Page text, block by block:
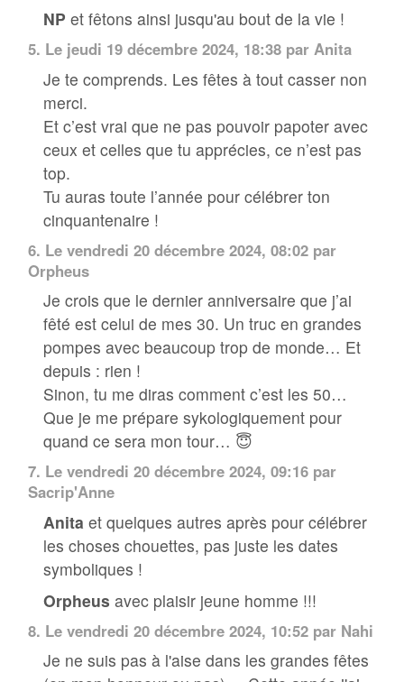
NP et fêtons ainsi jusqu'au bout de la vie !
5. Le jeudi 19 décembre 2024, 18:38 par Anita
Je te comprends. Les fêtes à tout casser non
merci.
Et c’est vrai que ne pas pouvoir papoter avec
ceux et celles que tu apprécies, ce n’est pas
top.
Tu auras toute l’année pour célébrer ton
cinquantenaire !
6. Le vendredi 20 décembre 2024, 08:02 par
Orpheus
Je crois que le dernier anniversaire que j’ai
fêté est celui de mes 30. Un truc en grandes
pompes avec beaucoup trop de monde… Et
depuis : rien !
Sinon, tu me diras comment c’est les 50…
Que je me prépare sykologiquement pour
quand ce sera mon tour… 😇
7. Le vendredi 20 décembre 2024, 09:16 par
Sacrip'Anne
Anita et quelques autres après pour célébrer
les choses chouettes, pas juste les dates
symboliques !
Orpheus avec plaisir jeune homme !!!
8. Le vendredi 20 décembre 2024, 10:52 par Nahi
Je ne suis pas à l'aise dans les grandes fêtes